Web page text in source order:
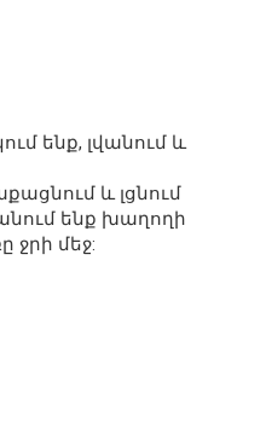
ենք, լվանում և
և լցնում
ենք խաղողի
ջրի մեջ: